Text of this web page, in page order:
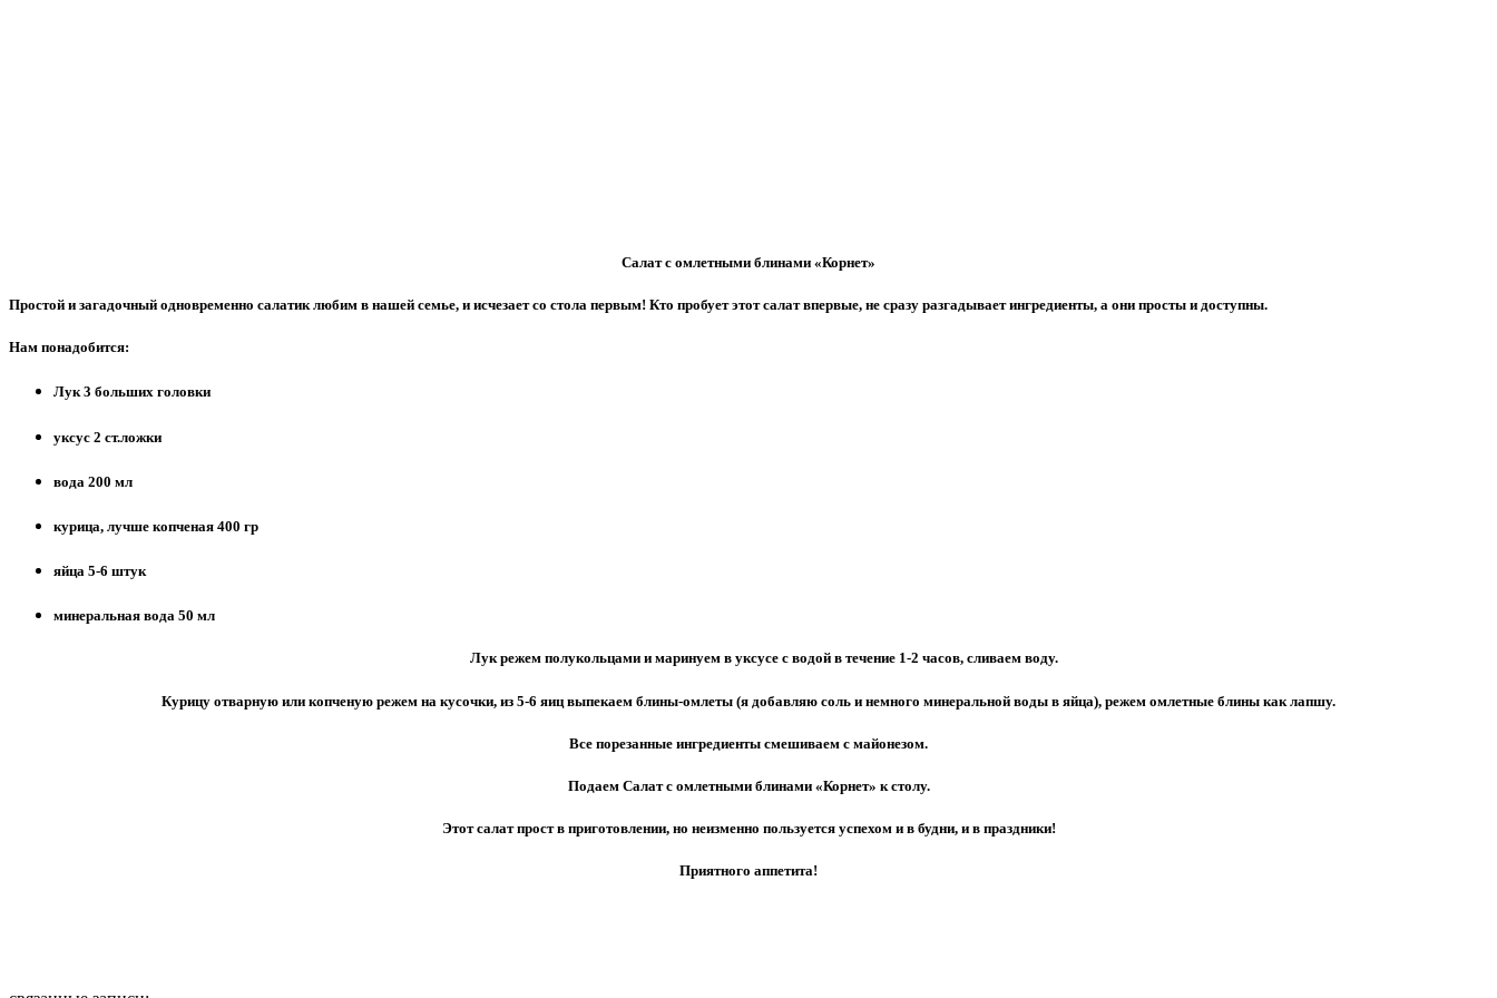
Салат с омлетными блинами «Корнет»
Простой и загадочный одновременно салатик любим в нашей семье, и исчезает со стола первым! Кто пробует этот салат впервые, не сразу разгадывает ингредиенты, а они просты и доступны.
Нам понадобится:
Лук 3 больших головки
уксус 2 ст.ложки
вода 200 мл
курица, лучше копченая 400 гр
яйца 5-6 штук
минеральная вода 50 мл
Лук режем полукольцами и маринуем в уксусе с водой в течение 1-2 часов, сливаем воду.
Курицу отварную или копченую режем на кусочки, из 5-6 яиц выпекаем блины-омлеты (я добавляю соль и немного минеральной воды в яйца), режем омлетные блины как лапшу.
Все порезанные ингредиенты смешиваем с майонезом.
Подаем Салат с омлетными блинами «Корнет» к столу.
Этот салат прост в приготовлении, но неизменно пользуется успехом и в будни, и в праздники!
Приятного аппетита!